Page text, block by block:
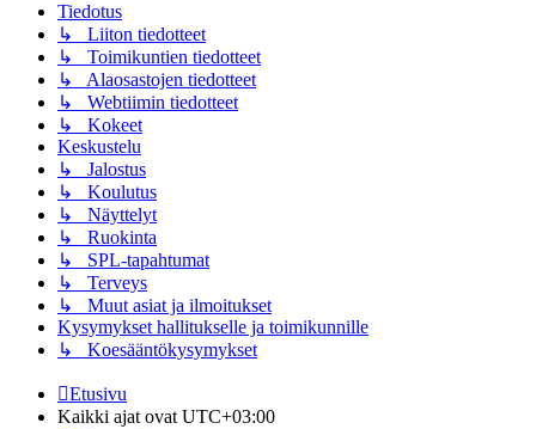
Tiedotus
↳ Liiton tiedotteet
↳ Toimikuntien tiedotteet
↳ Alaosastojen tiedotteet
↳ Webtiimin tiedotteet
↳ Kokeet
Keskustelu
↳ Jalostus
↳ Koulutus
↳ Näyttelyt
↳ Ruokinta
↳ SPL-tapahtumat
↳ Terveys
↳ Muut asiat ja ilmoitukset
Kysymykset hallitukselle ja toimikunnille
↳ Koesääntökysymykset
Etusivu
Kaikki ajat ovat UTC+03:00